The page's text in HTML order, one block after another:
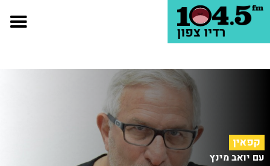
קפאין
עם יואב מינץ